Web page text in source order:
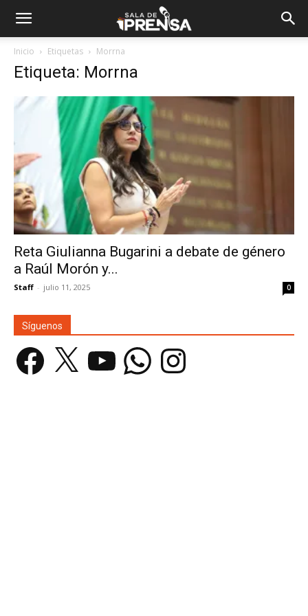
Inicio Etiquetas Morrna
Etiqueta: Morrna
Reta Giulianna Bugarini a debate de género
a Raúl Morón y...
Staff - julio 11, 2025 0
Síguenos
Facebook YouTube WhatsAppInstagram